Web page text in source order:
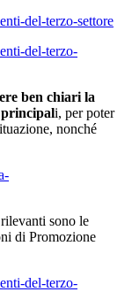
del-terzo-settore
del-terzo-
ben chiari la
principali, per poter
nonché
sono le
di Promozione
del-terzo-